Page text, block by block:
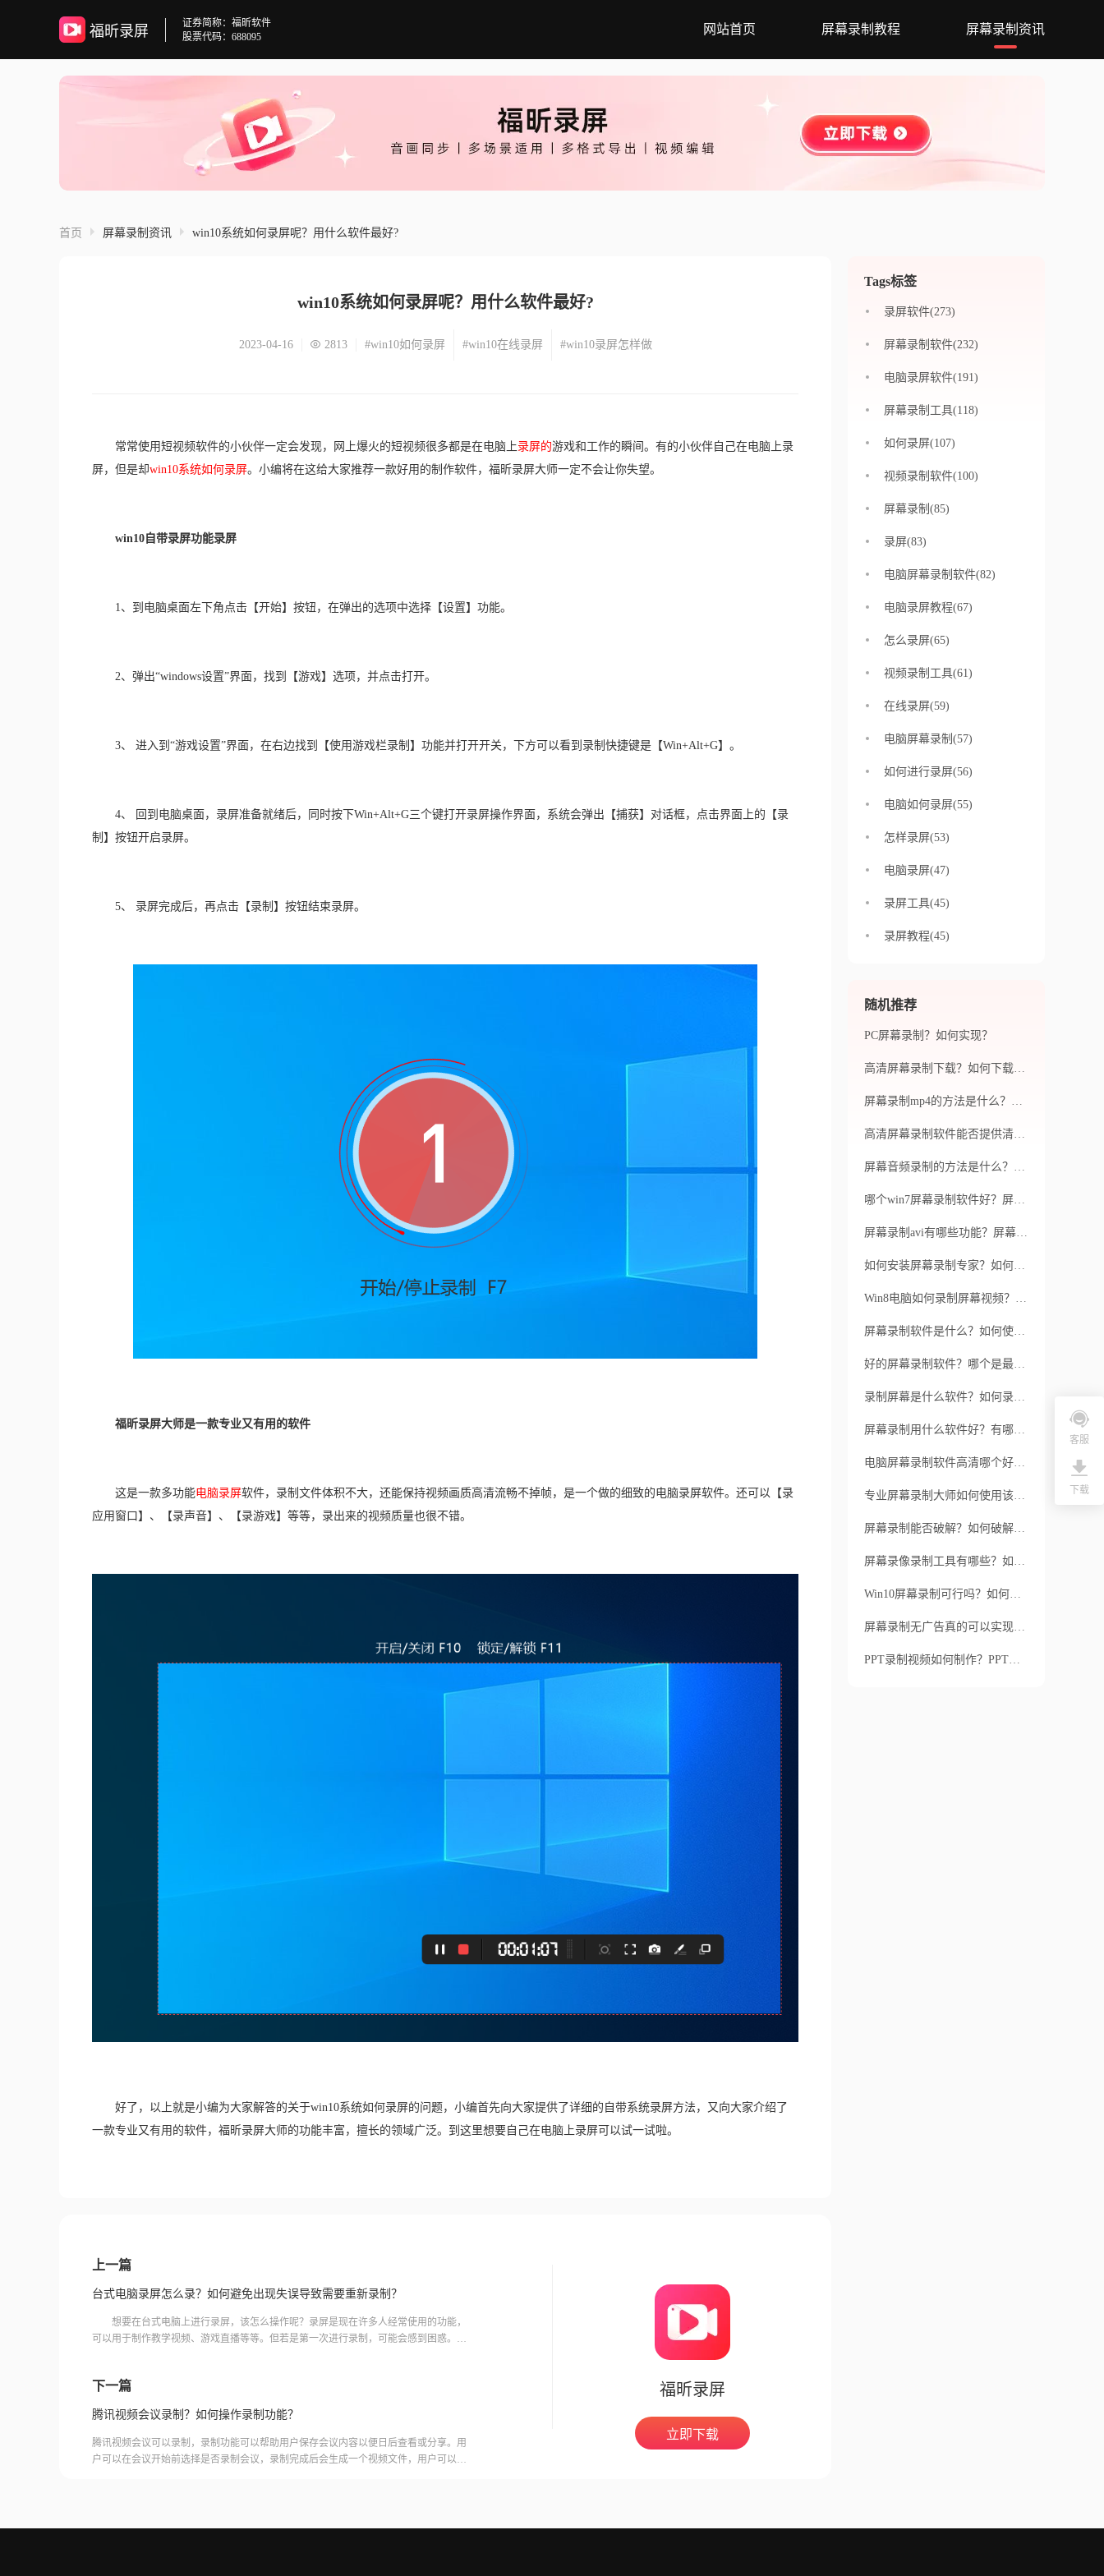
福昕录屏
证券简称：福昕软件
股票代码：688095
网站首页 屏幕录制教程 屏幕录制资讯
首页 屏幕录制资讯 win10系统如何录屏呢？用什么软件最好?
win10系统如何录屏呢？用什么软件最好?
2023-04-16 2813 #win10如何录屏 #win10在线录屏 #win10录屏怎样做
常常使用短视频软件的小伙伴一定会发现，网上爆火的短视频很多都是在电脑上录屏的游戏和工作的瞬间。有的小伙伴自己在电脑上录
屏，但是却win10系统如何录屏。小编将在这给大家推荐一款好用的制作软件，福昕录屏大师一定不会让你失望。
win10自带录屏功能录屏
1、到电脑桌面左下角点击【开始】按钮，在弹出的选项中选择【设置】功能。
2、弹出“windows设置”界面，找到【游戏】选项，并点击打开。
3、 进入到“游戏设置”界面，在右边找到【使用游戏栏录制】功能并打开开关，下方可以看到录制快捷键是【Win+Alt+G】。
4、 回到电脑桌面，录屏准备就绪后，同时按下Win+Alt+G三个键打开录屏操作界面，系统会弹出【捕获】对话框，点击界面上的【录
制】按钮开启录屏。
5、 录屏完成后，再点击【录制】按钮结束录屏。
福昕录屏大师是一款专业又有用的软件
这是一款多功能电脑录屏软件，录制文件体积不大，还能保持视频画质高清流畅不掉帧，是一个做的细致的电脑录屏软件。还可以【录
应用窗口】、【录声音】、【录游戏】等等，录出来的视频质量也很不错。
好了，以上就是小编为大家解答的关于win10系统如何录屏的问题，小编首先向大家提供了详细的自带系统录屏方法，又向大家介绍了
一款专业又有用的软件，福昕录屏大师的功能丰富，擅长的领域广泛。到这里想要自己在电脑上录屏可以试一试啦。
上一篇
台式电脑录屏怎么录？如何避免出现失误导致需要重新录制？
想要在台式电脑上进行录屏，该怎么操作呢？录屏是现在许多人经常使用的功能，
可以用于制作教学视频、游戏直播等等。但若是第一次进行录制，可能会感到困惑。那
下一篇
腾讯视频会议录制？如何操作录制功能？
腾讯视频会议可以录制，录制功能可以帮助用户保存会议内容以便日后查看或分享。用
户可以在会议开始前选择是否录制会议，录制完成后会生成一个视频文件，用户可以在
福昕录屏
立即下载
Tags标签
录屏软件(273)
屏幕录制软件(232)
电脑录屏软件(191)
屏幕录制工具(118)
如何录屏(107)
视频录制软件(100)
屏幕录制(85)
录屏(83)
电脑屏幕录制软件(82)
电脑录屏教程(67)
怎么录屏(65)
视频录制工具(61)
在线录屏(59)
电脑屏幕录制(57)
如何进行录屏(56)
电脑如何录屏(55)
怎样录屏(53)
电脑录屏(47)
录屏工具(45)
录屏教程(45)
随机推荐
PC屏幕录制？如何实现？
高清屏幕录制下载？如何下载高清屏幕录制？
屏幕录制mp4的方法是什么？屏幕录制mp4的软件有哪些？
高清屏幕录制软件能否提供清晰画质？高清屏幕录制软件是否易于操作？
屏幕音频录制的方法是什么？屏幕音频录制有哪些应用？
哪个win7屏幕录制软件好？屏幕录制软件哪个好？
屏幕录制avi有哪些功能？屏幕录制avi如何操作？
如何安装屏幕录制专家？如何快速掌握屏幕录制专家？
Win8电脑如何录制屏幕视频？屏幕视频录制在Win8电脑上可行吗？
屏幕录制软件是什么？如何使用屏幕录制软件？
好的屏幕录制软件？哪个是最好的？
录制屏幕是什么软件？如何录制屏幕？
屏幕录制用什么软件好？有哪些屏幕录制软件推荐？
电脑屏幕录制软件高清哪个好用？电脑屏幕录制软件高清如何选择？
专业屏幕录制大师如何使用该软件？专业屏幕录制大师有哪些高级功能？
屏幕录制能否破解？如何破解屏幕录制？
屏幕录像录制工具有哪些？如何选择屏幕录像录制工具？
Win10屏幕录制可行吗？如何在Win10进行屏幕录制？
屏幕录制无广告真的可以实现吗？屏幕录制无广告哪款软件最好用？
PPT录制视频如何制作？PPT录制视频有哪些好用的软件？
客服
下载